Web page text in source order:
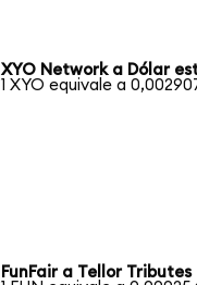
XYO Network a Dólar
1 XYO equivale a
FunFair a Tellor Tributes